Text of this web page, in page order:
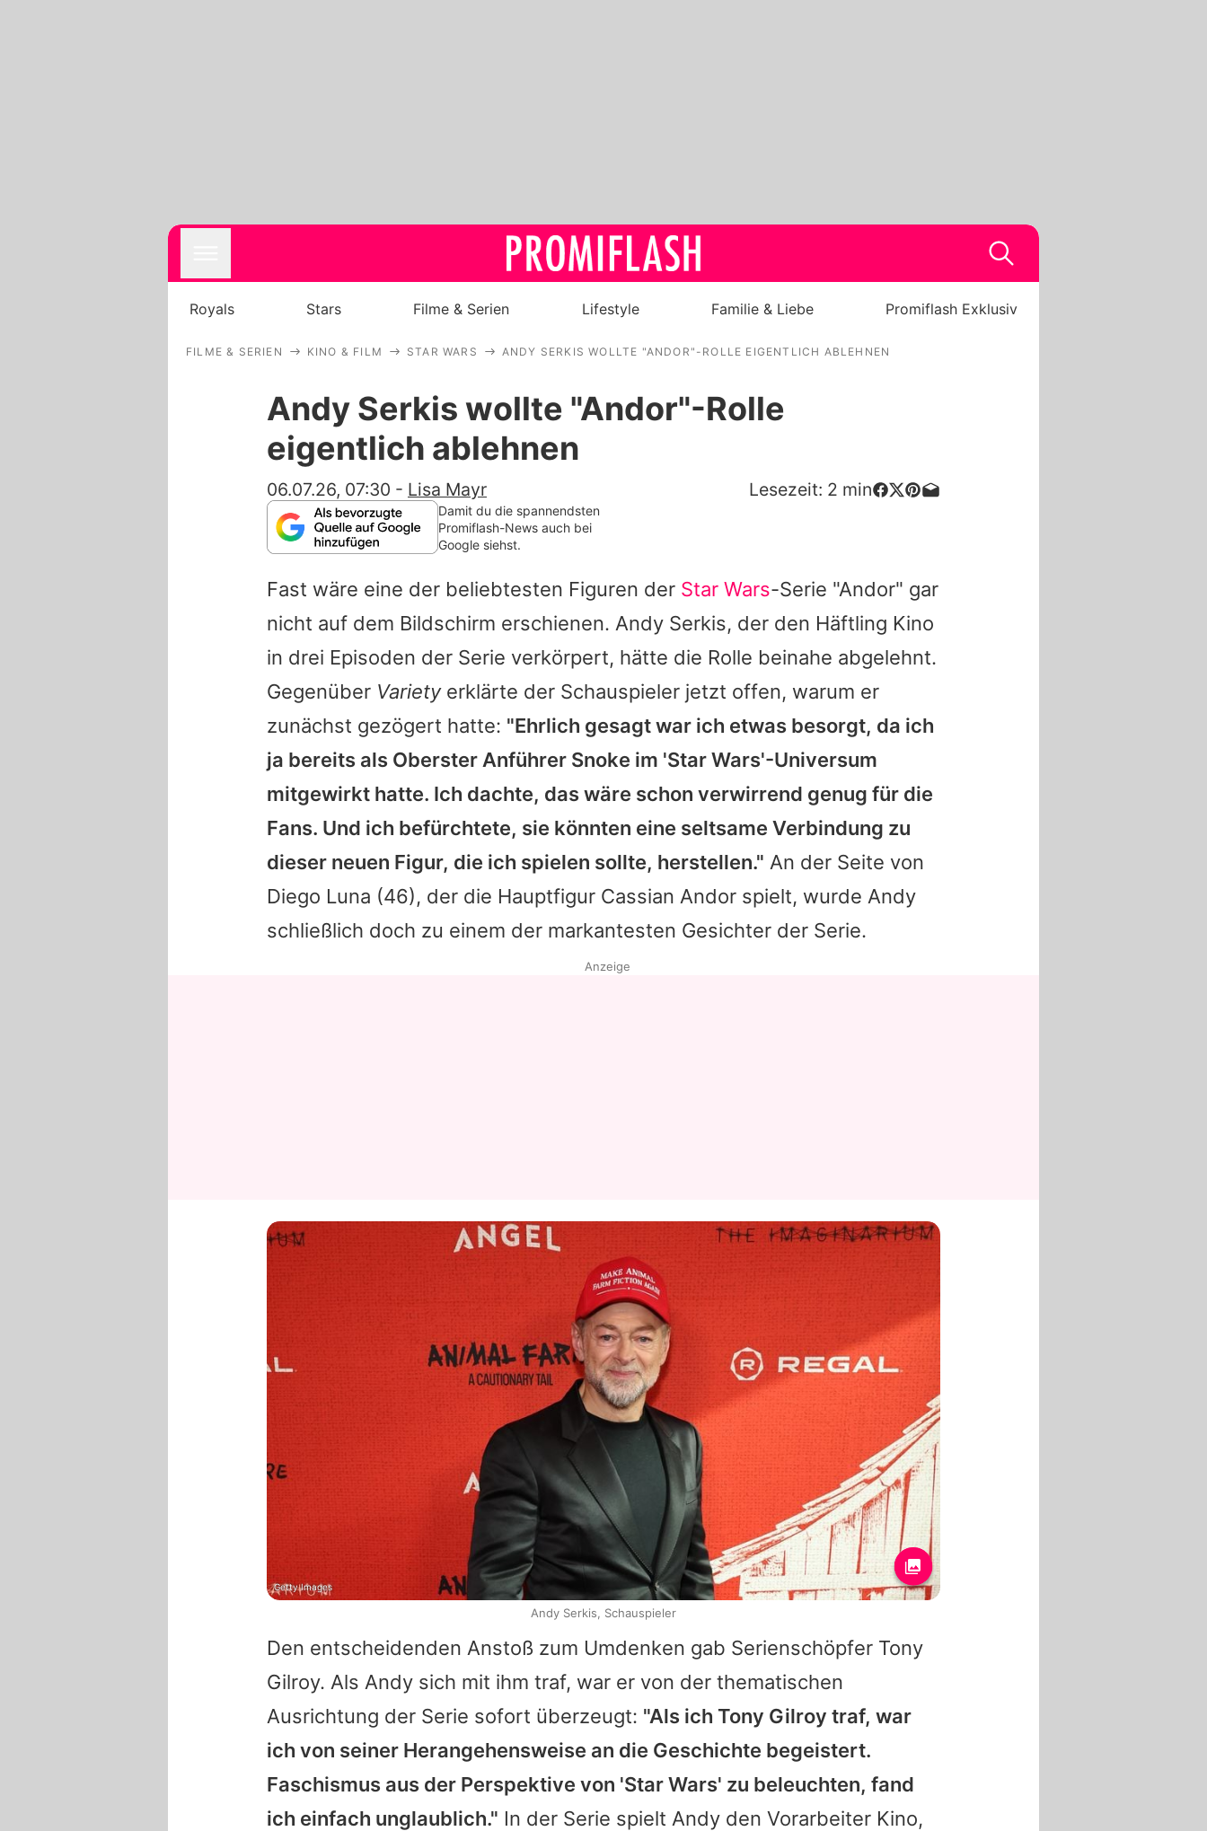
Royals
Stars
Familie & Liebe
Alle Themen auf Promiflash
App runterladen
Team
Redaktionelle Richtlinien
Impressum
Datenschutzerklärung
Nutzungsbedingungen
Utiq verwalten
Royals Stars Filme & Serien Lifestyle Familie & Liebe Promiflash Exklusiv
FILME & SERIEN KINO & FILM STAR WARS ANDY SERKIS WOLLTE "ANDOR"-ROLLE EIGENTLICH ABLEHNEN
Andy Serkis wollte "Andor"-Rolle
eigentlich ablehnen
06.07.26, 07:30 - Lisa Mayr Lesezeit: 2 min
Damit du die spannendsten
Promiflash-News auch bei
Google siehst.
Fast wäre eine der beliebtesten Figuren der Star Wars-Serie "Andor" gar
nicht auf dem Bildschirm erschienen. Andy Serkis, der den Häftling Kino
in drei Episoden der Serie verkörpert, hätte die Rolle beinahe abgelehnt.
Gegenüber Varietyerklärte der Schauspieler jetzt offen, warum er
zunächst gezögert hatte: "Ehrlich gesagt war ich etwas besorgt, da ich
ja bereits als Oberster Anführer Snoke im 'Star Wars'-Universum
mitgewirkt hatte. Ich dachte, das wäre schon verwirrend genug für die
Fans. Und ich befürchtete, sie könnten eine seltsame Verbindung zu
dieser neuen Figur, die ich spielen sollte, herstellen." An der Seite von
Diego Luna (46), der die Hauptfigur Cassian Andor spielt, wurde Andy
schließlich doch zu einem der markantesten Gesichter der Serie.
Den entscheidenden Anstoß zum Umdenken gab Serienschöpfer Tony
Gilroy. Als Andy sich mit ihm traf, war er von der thematischen
Ausrichtung der Serie sofort überzeugt: "Als ich Tony Gilroy traf, war
ich von seiner Herangehensweise an die Geschichte begeistert.
Faschismus aus der Perspektive von 'Star Wars' zu beleuchten, fand
ich einfach unglaublich." In der Serie spielt Andy den Vorarbeiter Kino,
Anzeige
Getty Images
Andy Serkis, Schauspieler